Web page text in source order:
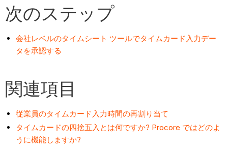
次のステップ
会社レベルのタイムシート ツールでタイムカード入力デー
タを承認する
関連項目
従業員のタイムカード入力時間の再割り当て
タイムカードの四捨五入とは何ですか? Procore ではどのよ
うに機能しますか?